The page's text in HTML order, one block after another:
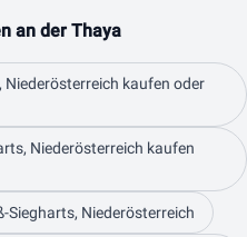
an der Thaya
Niederösterreich kaufen oder
Niederösterreich kaufen
Siegharts, Niederösterreich